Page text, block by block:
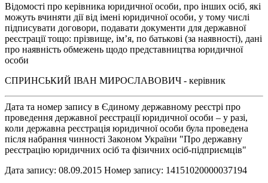
Відомості про керівника юридичної особи, про інших осіб, які
можуть вчиняти дії від імені юридичної особи, у тому числі
підписувати договори, подавати документи для державної
реєстрації тощо: прізвище, ім’я, по батькові (за наявності), дані
про наявність обмежень щодо представництва юридичної
особи
СПРИНСЬКИЙ ІВАН МИРОСЛАВОВИЧ - керівник
Дата та номер запису в Єдиному державному реєстрі про
проведення державної реєстрації юридичної особи – у разі,
коли державна реєстрація юридичної особи була проведена
після набрання чинності Законом України "Про державну
реєстрацію юридичних осіб та фізичних осіб-підприємців"
Дата запису: 08.09.2015 Номер запису: 14151020000037194